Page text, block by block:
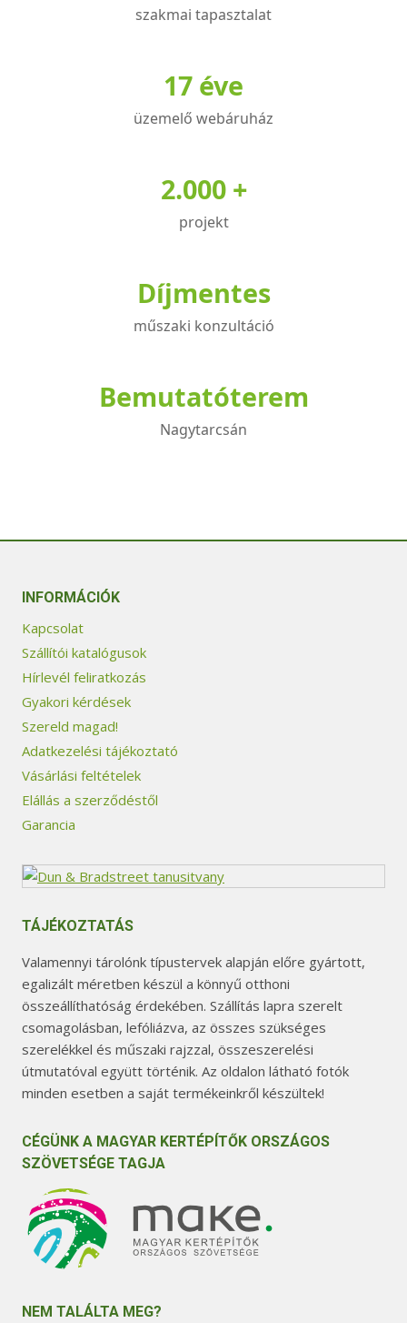
változatok
választhatók
ki
szakmai tapasztalat
17 éve
üzemelő webáruház
2.000 +
projekt
Díjmentes
műszaki konzultáció
Bemutatóterem
Nagytarcsán
INFORMÁCIÓK
Kapcsolat
Szállítói katalógusok
Hírlevél feliratkozás
Gyakori kérdések
Szereld magad!
Adatkezelési tájékoztató
Vásárlási feltételek
Elállás a szerződéstől
Garancia
TÁJÉKOZTATÁS
Valamennyi tárolónk típustervek alapján előre gyártott,
egalizált méretben készül a könnyű otthoni
összeállíthatóság érdekében. Szállítás lapra szerelt
csomagolásban, lefóliázva, az összes szükséges
szerelékkel és műszaki rajzzal, összeszerelési
útmutatóval együtt történik. Az oldalon látható fotók
minden esetben a saját termékeinkről készültek!
CÉGÜNK A MAGYAR KERTÉPÍTŐK ORSZÁGOS
SZÖVETSÉGE TAGJA
NEM TALÁLTA MEG?